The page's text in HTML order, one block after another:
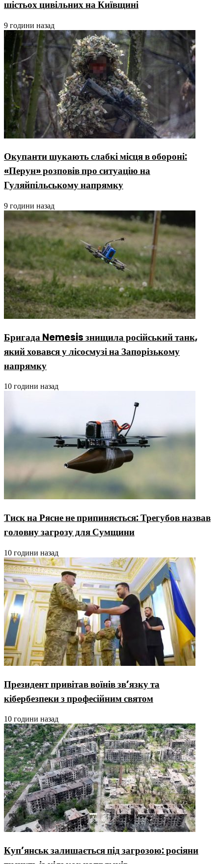
шістьох цивільних на Київщині
9 години назад
Окупанти шукають слабкі місця в обороні:
«Перун» розповів про ситуацію на
Гуляйпільському напрямку
9 години назад
Бригада Nemesis знищила російський танк,
який ховався у лісосмузі на Запорізькому
напрямку
10 години назад
Тиск на Рясне не припиняється: Трегубов назвав
головну загрозу для Сумщини
10 години назад
Президент привітав воїнів зв’язку та
кібербезпеки з професійним святом
10 години назад
Куп’янськ залишається під загрозою: росіяни